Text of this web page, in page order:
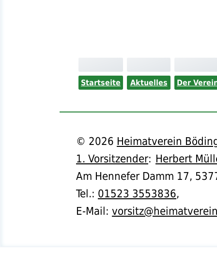
Startseite Aktuelles Der
© 2026 Heimatverein
1. Vorsitzender: Herbert
Am Hennefer Damm 17,
Tel.: 01523 3553836,
E-Mail: